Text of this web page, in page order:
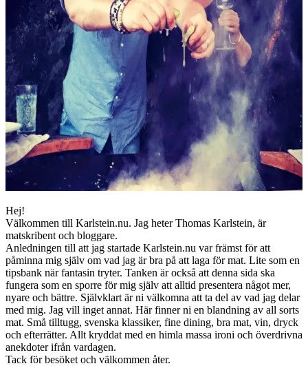
Hej!
Välkommen till Karlstein.nu. Jag heter Thomas Karlstein, är
matskribent och bloggare.
Anledningen till att jag startade Karlstein.nu var främst för att
påminna mig själv om vad jag är bra på att laga för mat. Lite som en
tipsbank när fantasin tryter. Tanken är också att denna sida ska
fungera som en sporre för mig själv att alltid presentera något mer,
nyare och bättre. Självklart är ni välkomna att ta del av vad jag delar
med mig. Jag vill inget annat. Här finner ni en blandning av all sorts
mat. Små tilltugg, svenska klassiker, fine dining, bra mat, vin, dryck
och efterrätter. Allt kryddat med en himla massa ironi och överdrivna
anekdoter ifrån vardagen.
Tack för besöket och välkommen åter.